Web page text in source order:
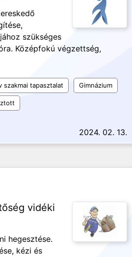
szükséges
Középfokú végzettség,
szakmai tapasztalat Gimnázium
2024. 02. 13.
vidéki
hegesztése.
kézi és